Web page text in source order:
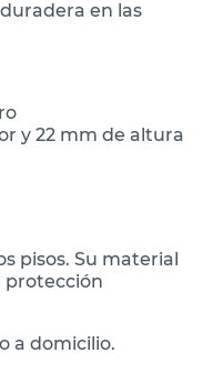
en las
y 22 mm de altura
pisos. Su material
protección
a domicilio.